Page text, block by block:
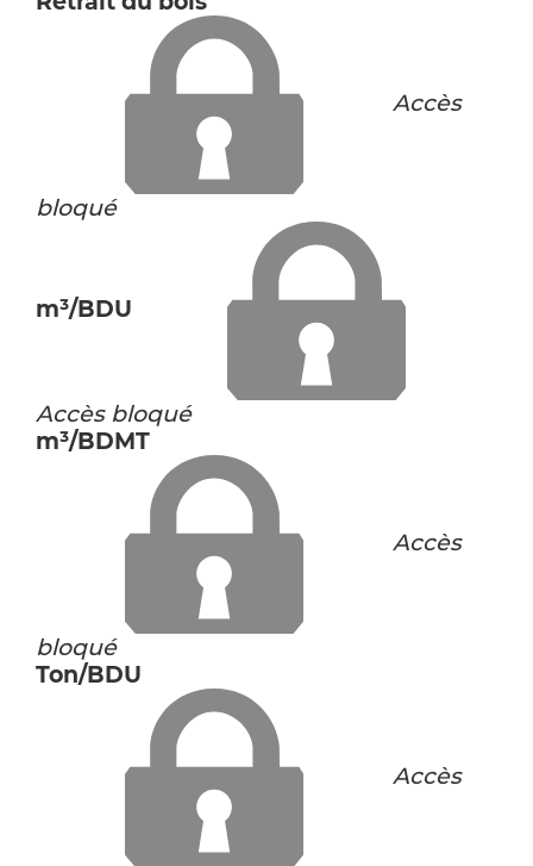
Accès
bloqué
m³/BDU
Accès bloqué
m³/BDMT
Accès
bloqué
Ton/BDU
Accès